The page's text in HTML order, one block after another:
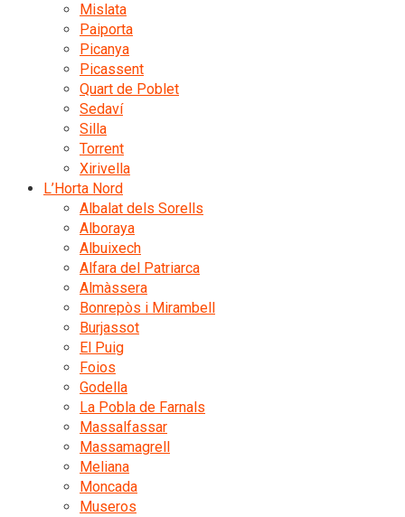
Mislata
Paiporta
Picanya
Picassent
Quart de Poblet
Sedaví
Silla
Torrent
Xirivella
L’Horta Nord
Albalat dels Sorells
Alboraya
Albuixech
Alfara del Patriarca
Almàssera
Bonrepòs i Mirambell
Burjassot
El Puig
Foios
Godella
La Pobla de Farnals
Massalfassar
Massamagrell
Meliana
Moncada
Museros